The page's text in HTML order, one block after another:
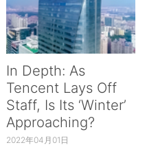
In Depth: As
Tencent Lays Off
Staff, Is Its ‘Winter’
Approaching?
2022年04月01日